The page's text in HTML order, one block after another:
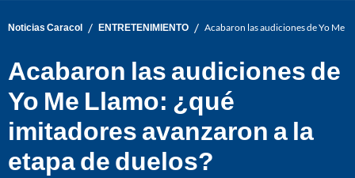
Noticias Caracol / ENTRETENIMIENTO / Acabaron las audiciones de Yo Me
Acabaron las audiciones de
Yo Me Llamo: ¿qué
imitadores avanzaron a la
etapa de duelos?